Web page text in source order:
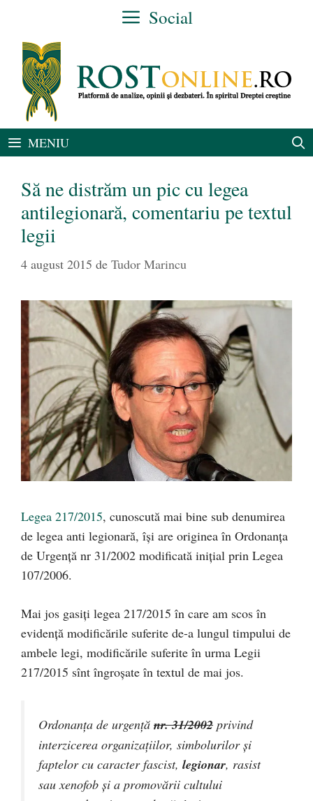
conținut
Social
MENIU
Să ne distrăm un pic cu legea
antilegionară, comentariu pe textul
legii
4 august 2015 de Tudor Marincu
Legea 217/2015, cunoscută mai bine sub denumirea
de legea anti legionară, își are originea în Ordonanța
de Urgență nr 31/2002 modificată inițial prin Legea
107/2006.
Mai jos gasiți legea 217/2015 în care am scos în
evidență modificările suferite de-a lungul timpului de
ambele legi, modificările suferite în urma Legii
217/2015 sînt îngroșate în textul de mai jos.
Ordonanţa de urgenţă nr. 31/2002 privind
interzicerea organizaţiilor, simbolurilor şi
faptelor cu caracter fascist, legionar, rasist
sau xenofob şi a promovării cultului